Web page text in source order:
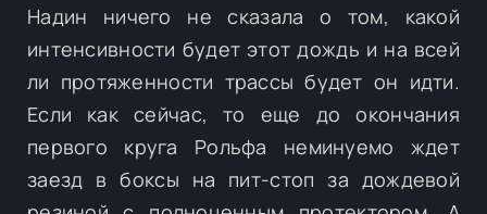
Надин ничего не сказала о том, какой
интенсивности будет этот дождь и на всей
ли протяженности трассы будет он идти.
Если как сейчас, то еще до окончания
первого круга Рольфа неминуемо ждет
заезд в боксы на пит-стоп за дождевой